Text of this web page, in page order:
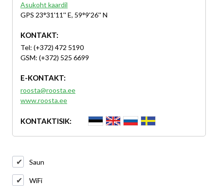
Asukoht kaardil
GPS 23°31'11'' E, 59°9'26'' N
KONTAKT:
Tel: (+372) 472 5190
GSM: (+372) 525 6699
E-KONTAKT:
roosta@roosta.ee
www.roosta.ee
KONTAKTISIK:
Saun
WiFi